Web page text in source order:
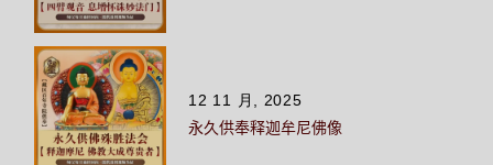
12 11 月, 2025
永久供奉释迦牟尼佛像